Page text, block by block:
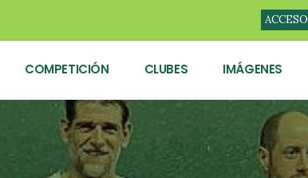
COMPETICIÓN CLUBES IMÁGENES